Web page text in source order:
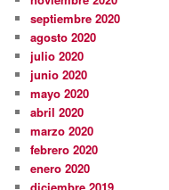
septiembre 2020
agosto 2020
julio 2020
junio 2020
mayo 2020
abril 2020
marzo 2020
febrero 2020
enero 2020